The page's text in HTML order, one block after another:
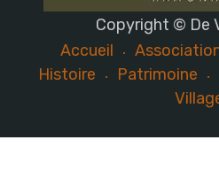
Copyright © De
Accueil
Histoire
Patrimoine